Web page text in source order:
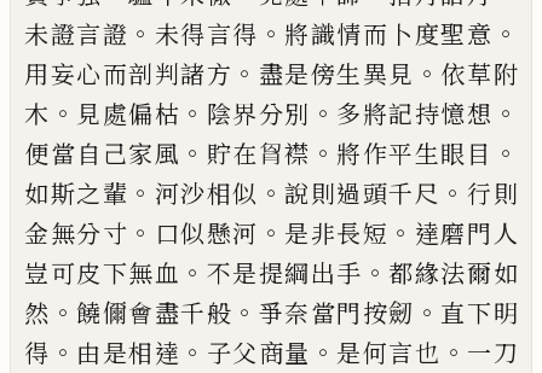
未證言證 。 未得言得 。 將識情而卜度聖意 。
用妄心而剖判諸方 。 盡是傍生異見 。 依草附
木 。 見處偏枯 。 陰界分別 。 多將記持憶想 。
便當自 己家風 。 貯在𮌎襟 。 將作平生眼目 。
如斯之輩 。 河沙相似 。說則過頭千尺 。行則
金無分寸 。 口似懸河 。 是非長短 。 達磨門人
豈可皮下無血 。 不是提綱出手 。 都緣法爾如
然 。饒儞會盡千般 。 爭奈當門按劒 。 直下明
得 。 由是相達 。 子父商量 。 是何言也 。 一刀